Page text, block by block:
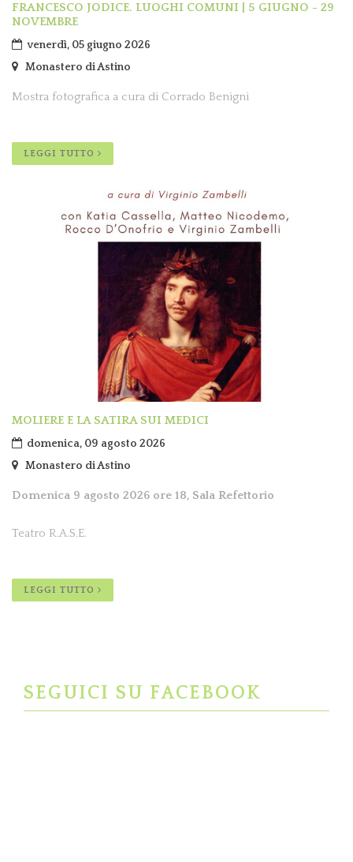
FRANCESCO JODICE. LUOGHI COMUNI | 5 GIUGNO - 29
NOVEMBRE
venerdì, 05 giugno 2026
Monastero di Astino
Mostra fotografica a cura di Corrado Benigni
LEGGI TUTTO
MOLIERE E LA SATIRA SUI MEDICI
domenica, 09 agosto 2026
Monastero di Astino
Domenica 9 agosto 2026 ore 18, Sala Refettorio
Teatro R.A.S.E.
LEGGI TUTTO
SEGUICI SU FACEBOOK